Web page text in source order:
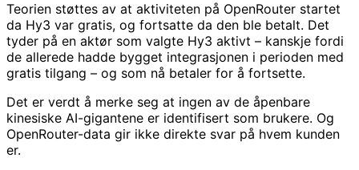
Teorien støttes av at aktiviteten på OpenRouter startet
da Hy3 var gratis, og fortsatte da den ble betalt. Det
tyder på en aktør som valgte Hy3 aktivt – kanskje fordi
de allerede hadde bygget integrasjonen i perioden med
gratis tilgang – og som nå betaler for å fortsette.
Det er verdt å merke seg at ingen av de åpenbare
kinesiske AI-gigantene er identifisert som brukere. Og
OpenRouter-data gir ikke direkte svar på hvem kunden
er.